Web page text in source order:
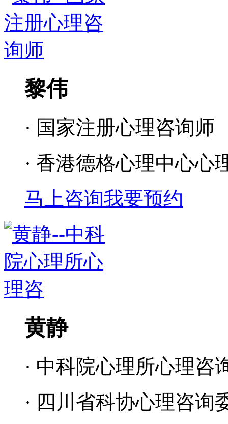
黎伟
· 国家注册心理咨询师
· 香港德格心理中心心
马上咨询我要预约
黄静
· 中科院心理所心理咨
· 四川省科协心理咨询